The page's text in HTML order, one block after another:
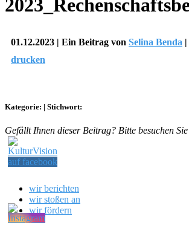
01.12.2023 | Ein Beitrag von Selina Benda |
drucken
Kategorie: | Stichwort:
Gefällt Ihnen dieser Beitrag? Bitte besuchen
wir berichten
wir stoßen an
wir fördern